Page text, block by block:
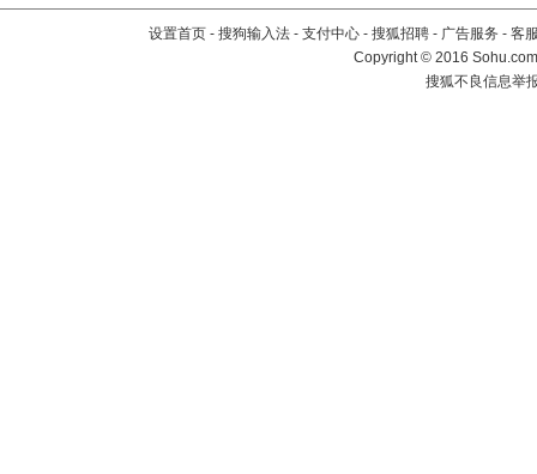
设置首页 - 搜狗输入法 - 支付中心 - 搜狐招聘 - 广告服务 - 客
Copyright©2016
搜狐不良信息举